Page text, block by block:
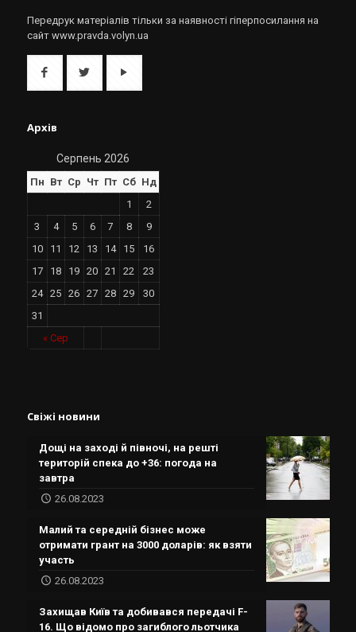
Передрук матеріалів тільки за наявності гіперпосилання на
сайт www.pravda.volyn.ua
Архів
Серпень 2026
Пн Вт Ср Чт Пт Сб Нд
« Сер
1
2
3
4 5 6 7 8
9
10
11 12 13 14 15
16
17
18 19 20 21 22
23
24
25 26 27 28 29
30
31
Свіжі новини
Дощі на заході й півночі, на решті
територій спека до +36: погода на
завтра
26.08.2023
Малий та середній бізнес може
отримати грант на 3000 доларів: як взяти
участь
26.08.2023
Захищав Київ та добивався передачі F-
16. Що відомо про загиблого льотчика